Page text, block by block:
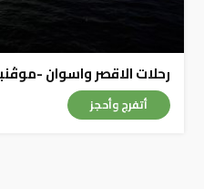
رحلات الاقصر واسوان -
أتفرج وأحجز